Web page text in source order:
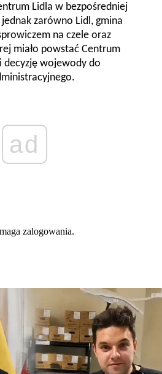
Lidla w bezpośredniej
zarówno Lidl, gmina
na czele oraz
miało powstać Centrum
decyzję wojewody do
ad
zalogowania.